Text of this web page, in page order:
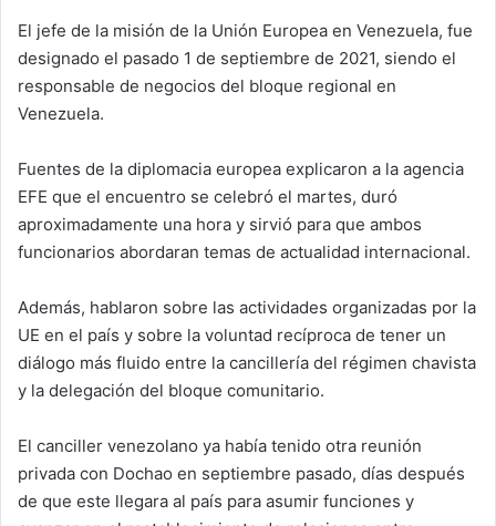
El jefe de la misión de la Unión Europea en Venezuela, fue
designado el pasado 1 de septiembre de 2021, siendo el
responsable de negocios del bloque regional en
Venezuela.
Fuentes de la diplomacia europea explicaron a la agencia
EFE que el encuentro se celebró el martes, duró
aproximadamente una hora y sirvió para que ambos
funcionarios abordaran temas de actualidad internacional.
Además, hablaron sobre las actividades organizadas por la
UE en el país y sobre la voluntad recíproca de tener un
diálogo más fluido entre la cancillería del régimen chavista
y la delegación del bloque comunitario.
El canciller venezolano ya había tenido otra reunión
privada con Dochao en septiembre pasado, días después
de que este llegara al país para asumir funciones y